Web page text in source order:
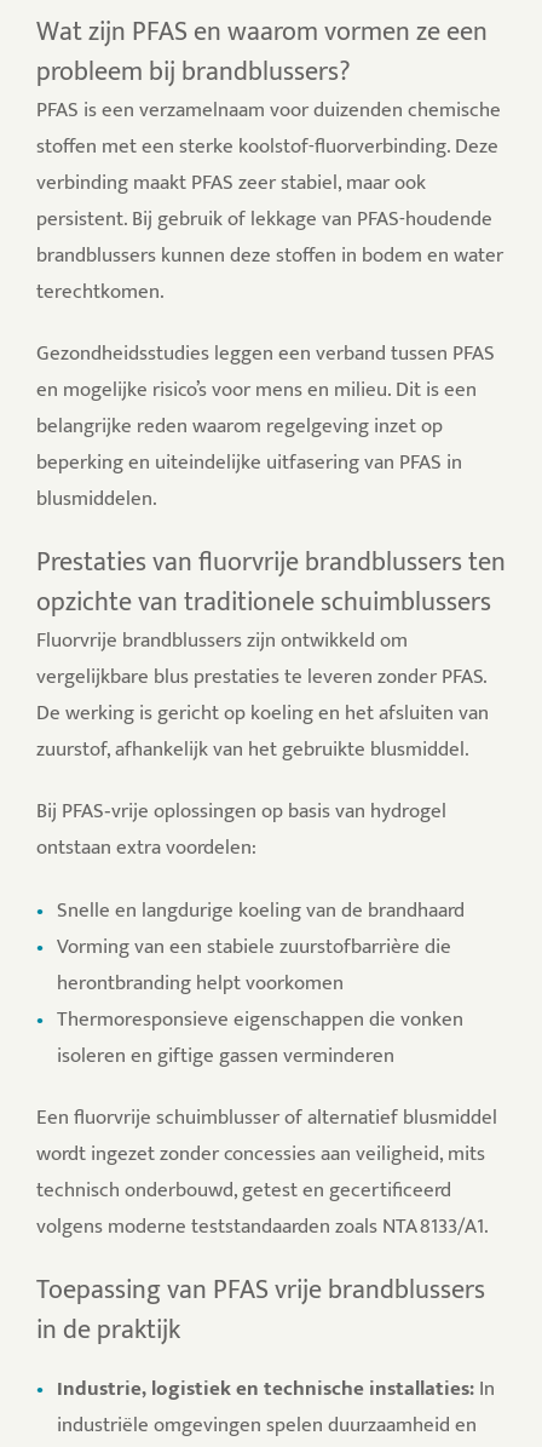
Wat zijn PFAS en waarom vormen ze een
probleem bij brandblussers?
PFAS is een verzamelnaam voor duizenden chemische
stoffen met een sterke koolstof-fluorverbinding. Deze
verbinding maakt PFAS zeer stabiel, maar ook
persistent. Bij gebruik of lekkage van PFAS-houdende
brandblussers kunnen deze stoffen in bodem en water
terechtkomen.
Gezondheidsstudies leggen een verband tussen PFAS
en mogelijke risico’s voor mens en milieu.Dit is een
belangrijke reden waarom regelgeving inzet op
beperking en uiteindelijke uitfasering van PFAS in
blusmiddelen.
Prestaties van fluorvrije brandblussers ten
opzichte van traditionele schuimblussers
Fluorvrije brandblussers zijn ontwikkeld om
vergelijkbare blus prestaties te leveren zonder PFAS.
De werking is gericht op koeling en het afsluiten van
zuurstof, afhankelijk van het gebruikte blusmiddel.
Bij PFAS‑vrije oplossingen op basis van hydrogel
ontstaan extra voordelen:
Snelle en langdurige koeling van de brandhaard
Vorming van een stabiele zuurstofbarrière die
herontbranding helpt voorkomen
Thermoresponsieve eigenschappen die vonken
isoleren en giftige gassen verminderen
Een fluorvrije schuimblusser of alternatief blusmiddel
wordt ingezet zonder concessies aan veiligheid, mits
technisch onderbouwd, getest en gecertificeerd
volgens moderne teststandaarden zoals NTA 8133/A1.
Toepassing van PFAS vrije brandblussers
in de praktijk
Industrie, logistiek en technische installaties:In
industriële omgevingen spelen duurzaamheid en